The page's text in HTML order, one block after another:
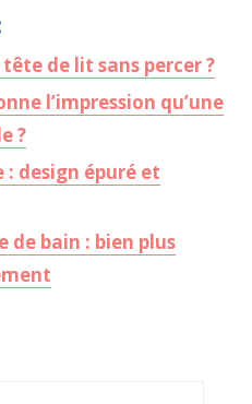
de lit sans percer ?
l’impression qu’une
?
: design épuré et
de bain : bien plus